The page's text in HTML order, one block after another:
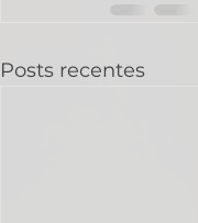
Posts recentes